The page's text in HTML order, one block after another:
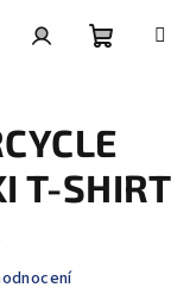
košík
T-SHIRT